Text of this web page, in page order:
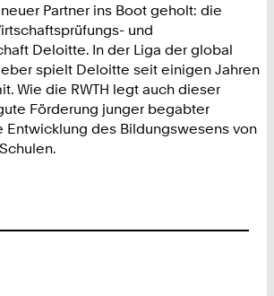
Partner ins Boot geholt: die
und
Deloitte. In der Liga der global
spielt Deloitte seit einigen Jahren
Wie die RWTH legt auch dieser
Förderung junger begabter
Entwicklung des Bildungswesens von